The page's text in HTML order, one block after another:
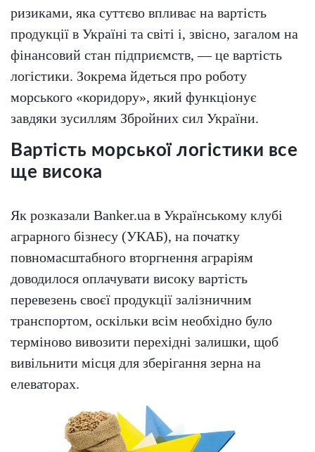
ризиками, яка суттєво впливає на вартість
продукції в Україні та світі і, звісно, загалом на
фінансовий стан підприємств, — це вартість
логістики. Зокрема йдеться про роботу
морського «коридору», який функціонує
завдяки зусиллям Збройних сил України.
Вартість морської логістики все
ще висока
Як розказали Banker.ua в Українському клубі
аграрного бізнесу (УКАБ), на початку
повномасштабного вторгнення аграріям
доводилося оплачувати високу вартість
перевезень своєї продукції залізничним
транспортом, оскільки всім необхідно було
терміново вивозити перехідні залишки, щоб
вивільнити місця для зберігання зерна на
елеваторах.